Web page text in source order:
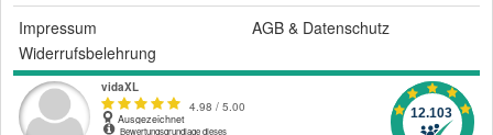
Impressum
AGB & Datenschutz
Widerrufsbelehrung